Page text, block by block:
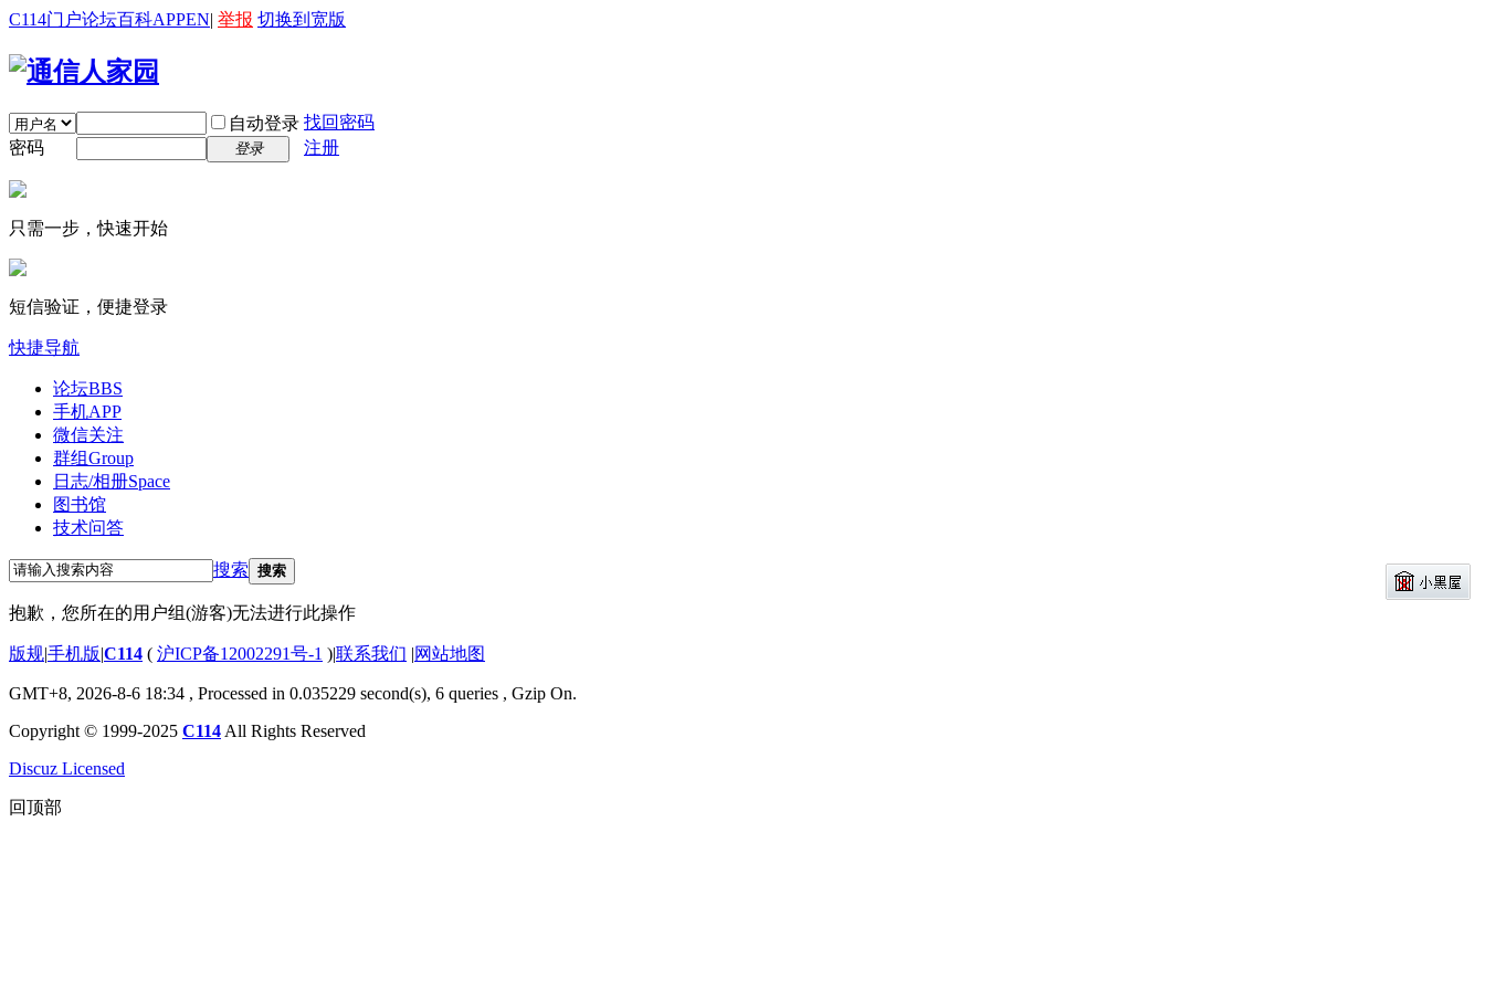
C114门户论坛百科APPEN| 举报 切换到宽版
自动登录 找回密码
密码
登录 注册
只需一步，快速开始
短信验证，便捷登录
快捷导航
论坛BBS
手机APP
微信关注
群组Group
日志/相册Space
图书馆
技术问答
搜索 搜索
抱歉，您所在的用户组(游客)无法进行此操作
版规|手机版|C114 ( 沪ICP备12002291号-1 )|联系我们 |网站地图
GMT+8, 2026-8-6 18:34 , Processed in 0.035229 second(s), 6 queries , Gzip On.
Copyright © 1999-2025 C114 All Rights Reserved
Discuz Licensed
回顶部